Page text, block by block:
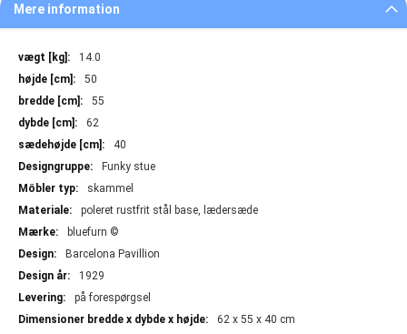
Mere information
Mere
information
14.0
50
55
62
40
Funky stue
skammel
poleret rustfrit stål base, lædersæde
bluefurn ©
Barcelona Pavillion
1929
på forespørgsel
62 x 55 x 40 cm